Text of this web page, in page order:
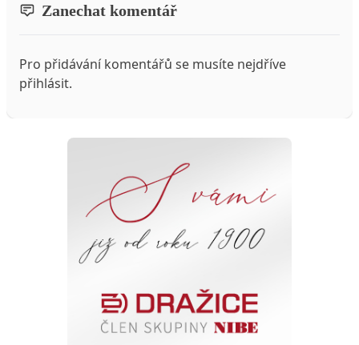
Zanechat komentář
Pro přidávání komentářů se musíte nejdříve
přihlásit.